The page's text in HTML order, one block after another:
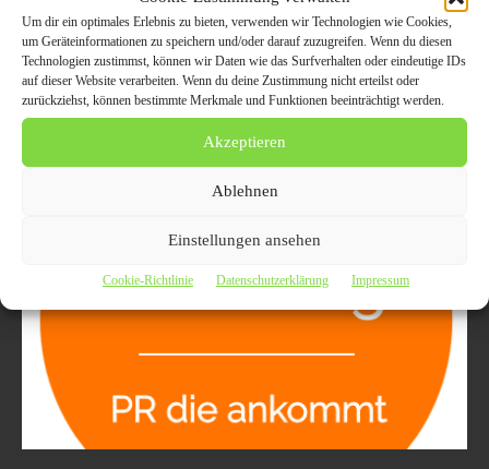
Um dir ein optimales Erlebnis zu bieten, verwenden wir Technologien wie Cookies,
um Geräteinformationen zu speichern und/oder darauf zuzugreifen. Wenn du diesen
Technologien zustimmst, können wir Daten wie das Surfverhalten oder eindeutige IDs
auf dieser Website verarbeiten. Wenn du deine Zustimmung nicht erteilst oder
zurückziehst, können bestimmte Merkmale und Funktionen beeinträchtigt werden.
Akzeptieren
Ablehnen
Einstellungen ansehen
Cookie-Richtlinie Datenschutzerklärung Impressum
Veröffentlichen & Verbreiten
ALLGEMEIN
23. Juni 2020
Automobil Werbung : Pressemeldung Veröffentlichen & Verbreiten
Automobil Werbung | Sie arbeiten rund um das Thema "Auto"?